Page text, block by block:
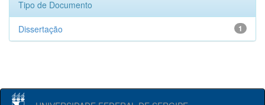
Tipo de Documento
1
Dissertação